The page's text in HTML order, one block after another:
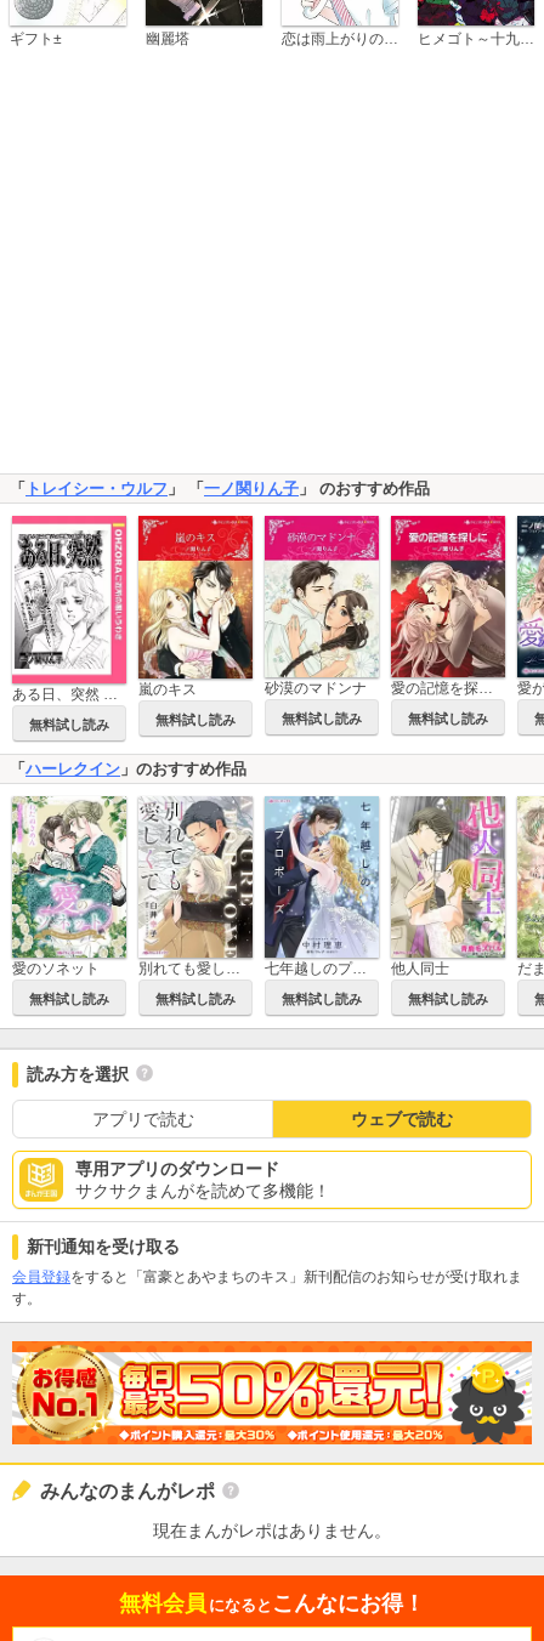
ギフト± 幽麗塔 恋は雨上がりのように ヒメゴト～十九歳の制服～
「 トレイシー・ウルフ 」 「 一ノ関りん子 」 のおすすめ作品
無料試し読み
嵐のキス
無料試し読み
砂漠のマドンナ
無料試し読み
愛の記憶を探しに
無料試し読み
「 ハーレクイン 」のおすすめ作品
愛のソネット
無料試し読み
別れても愛しくて
無料試し読み
七年越しのプロポーズ
無料試し読み
他人同士
無料試し読み
読み方を選択
アプリで読む ウェブで読む
専用アプリのダウンロード
サクサクまんがを読めて多機能！
新刊通知を受け取る
会員登録をすると「富豪とあやまちのキス」新刊配信のお知らせが受け取れま
す。
みんなのまんがレポ
現在まんがレポはありません。
無料会員 になると こんなにお得！